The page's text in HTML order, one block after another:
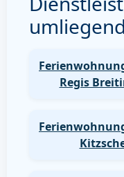
Regis